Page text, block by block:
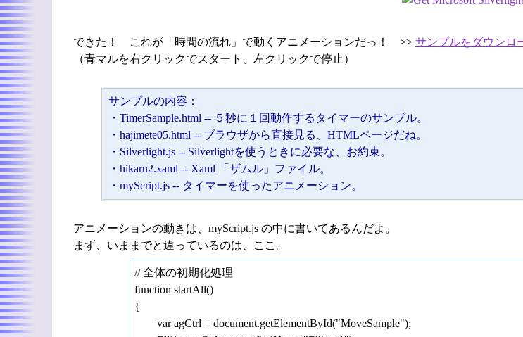
できた！ これが「時間の流れ」で動くアニメーションだっ！ >> サンプルをダウンロ
（青マルを右クリックでスタート、左クリックで停止）
サンプルの内容：
・TimerSample.html -- ５秒に１回動作するタイマーのサンプル。
・hajimete05.html -- ブラウザから直接見る、HTMLページだね。
・Silverlight.js -- Silverlightを使うときに必要な、お約束。
・hikaru2.xaml -- Xaml 「ザムル」ファイル。
・myScript.js -- タイマーを使ったアニメーション。
アニメーションの動きは、myScript.js の中に書いてあるんだよ。
まず、いままでと違っているのは、ここ。
// 全体の初期化処理
function startAll()
{
var agCtrl = document.getElementById("MoveSample");